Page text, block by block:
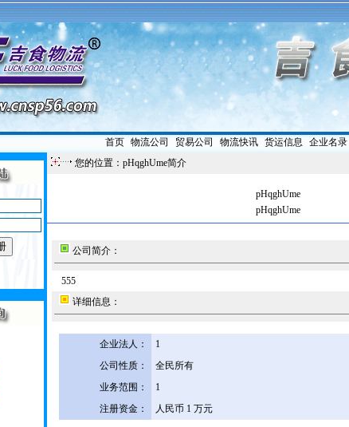
首页| 物流公司 贸易公司 物流快讯| 货运信息 企业名录|
您的位置：pHqghUme简介
pHqghUme
pHqghUme
公司简介：
555
详细信息：
企业法人：
1
公司性质：
全民所有
业务范围：
1
注册资金：
人民币 1 万元